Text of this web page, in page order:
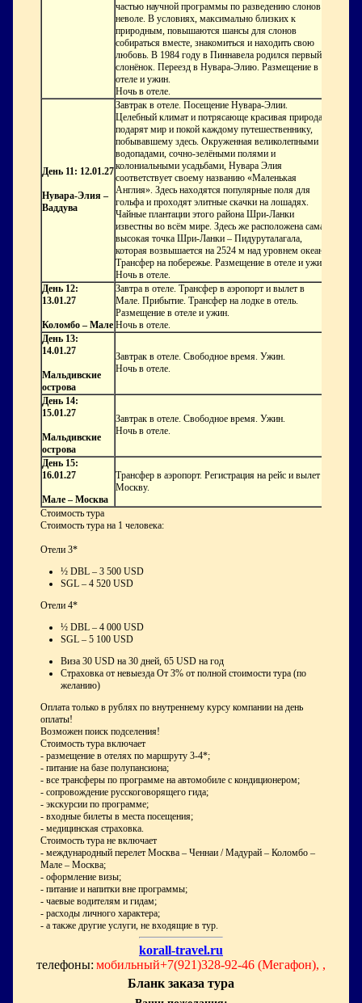
частью научной программы по разведению слонов в
неволе. В условиях, максимально близких к
природным, повышаются шансы для слонов
собираться вместе, знакомиться и находить свою
любовь. В 1984 году в Пиннавела родился первый
слонёнок. Переезд в Нувара-Элию. Размещение в
отеле и ужин.
Ночь в отеле.
День 11: 12.01.27
Нувара-Элия –
Ваддува
Завтрак в отеле. Посещение Нувара-Элии.
Целебный климат и потрясающе красивая природа
подарят мир и покой каждому путешественнику,
побывавшему здесь. Окруженная великолепными
водопадами, сочно-зелёными полями и
колониальными усадьбами, Нувара Элия
соответствует своему названию «Маленькая
Англия». Здесь находятся популярные поля для
гольфа и проходят элитные скачки на лошадях.
Чайные плантации этого района Шри-Ланки
известны во всём мире. Здесь же расположена самая
высокая точка Шри-Ланки – Пидуруталагала,
которая возвышается на 2524 м над уровнем океана.
Трансфер на побережье. Размещение в отеле и ужин.
Ночь в отеле.
День 12:
13.01.27
Коломбо – Мале
Завтра в отеле. Трансфер в аэропорт и вылет в
Мале. Прибытие. Трансфер на лодке в отель.
Размещение в отеле и ужин.
Ночь в отеле.
День 13:
14.01.27
Мальдивские
острова
Завтрак в отеле. Свободное время. Ужин.
Ночь в отеле.
День 14:
15.01.27
Мальдивские
острова
Завтрак в отеле. Свободное время. Ужин.
Ночь в отеле.
День 15:
16.01.27
Мале – Москва
Трансфер в аэропорт. Регистрация на рейс и вылет в
Москву.
Стоимость тура
Стоимость тура на 1 человека:
Отели 3*
½ DBL – 3 500 USD
SGL – 4 520 USD
Отели 4*
½ DBL – 4 000 USD
SGL – 5 100 USD
Виза 30 USD на 30 дней, 65 USD на год
Страховка от невыезда От 3% от полной стоимости тура (по
желанию)
Оплата только в рублях по внутреннему курсу компании на день
оплаты!
Возможен поиск подселения!
Стоимость тура включает
- размещение в отелях по маршруту 3-4*;
- питание на базе полупансиона;
- все трансферы по программе на автомобиле с кондиционером;
- cопровождение русскоговорящего гида;
- экскурсии по программе;
- входные билеты в места посещения;
- медицинская страховка.
Стоимость тура не включает
- международный перелет Москва – Ченнаи / Мадурай – Коломбо –
Мале – Москва;
- оформление визы;
- питание и напитки вне программы;
- чаевые водителям и гидам;
- расходы личного характера;
- а также другие услуги, не входящие в тур.
korall-travel.ru
телефоны: мобильный+7(921)328-92-46 (Мегафон), ,
Бланк заказа тура